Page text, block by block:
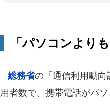
「パソコンより
総務省の「通信利用動
用者数で、携帯電話がパ